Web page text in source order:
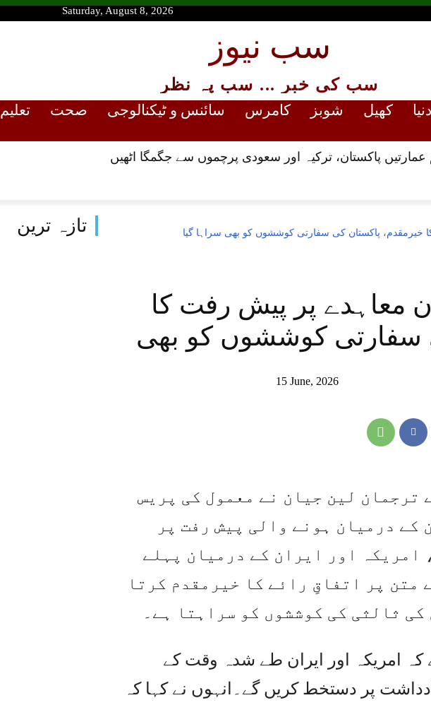
Saturday, August 8, 2026
سب نیوز
سب کی خبر ... سب پہ نظر
دنیا کھیل شوبز کامرس سائنس و ٹیکنالوجی صحت تعلیم
پاکستان، ترکیہ اور سعودی پرچموں سے جگمگا اٹھیں
تازہ ترین خیرمقدم، پاکستان کی سفارتی کوششوں کو بھی سراہا گیا
معاہدے پر پیش رفت کا
سفارتی کوششوں کو بھی
15 June, 2026
ترجمان لین جیان نے معمول کی پریس
کے درمیان ہونے والی پیش رفت پر
امریکہ اور ایران کے درمیان پہلے
متن پر اتفاقِ رائے کا خیرمقدم کرتا
ثالثی کی کوششوں کو سراہتا ہے۔
کہ امریکہ اور ایران طے شدہ وقت کے
پر دستخط کریں گے۔انہوں نے کہا کہ